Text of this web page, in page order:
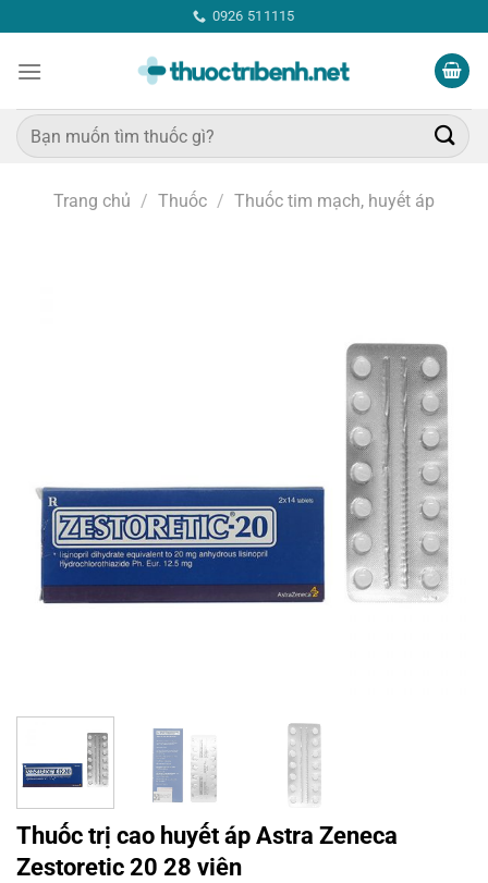
qua
nội
0926 511115
Tìm
kiếm:
Trang chủ / Thuốc / Thuốc tim mạch, huyết áp
Thuốc trị cao huyết áp Astra Zeneca
Zestoretic 20 28 viên